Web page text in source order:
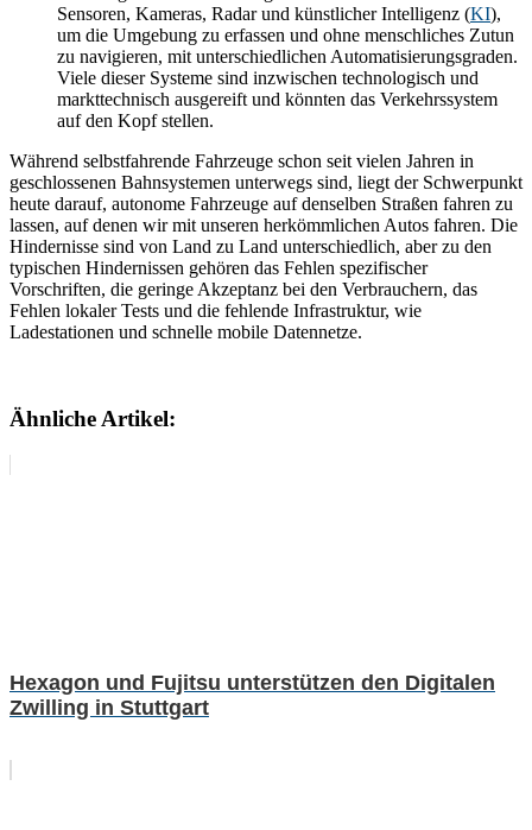
Sensoren, Kameras, Radar und künstlicher Intelligenz (KI),
um die Umgebung zu erfassen und ohne menschliches Zutun
zu navigieren, mit unterschiedlichen Automatisierungsgraden.
Viele dieser Systeme sind inzwischen technologisch und
markttechnisch ausgereift und könnten das Verkehrssystem
auf den Kopf stellen.
Während selbstfahrende Fahrzeuge schon seit vielen Jahren in
geschlossenen Bahnsystemen unterwegs sind, liegt der Schwerpunkt
heute darauf, autonome Fahrzeuge auf denselben Straßen fahren zu
lassen, auf denen wir mit unseren herkömmlichen Autos fahren. Die
Hindernisse sind von Land zu Land unterschiedlich, aber zu den
typischen Hindernissen gehören das Fehlen spezifischer
Vorschriften, die geringe Akzeptanz bei den Verbrauchern, das
Fehlen lokaler Tests und die fehlende Infrastruktur, wie
Ladestationen und schnelle mobile Datennetze.
Ähnliche Artikel:
Hexagon und Fujitsu unterstützen den Digitalen
Zwilling in Stuttgart